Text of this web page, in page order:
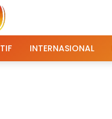
INTERNASIONAL